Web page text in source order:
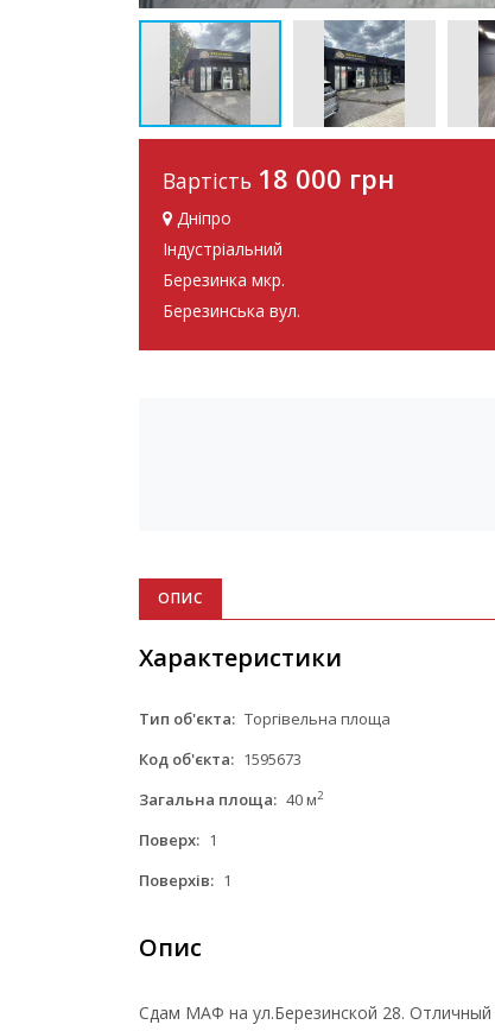
Вартість 18 000 грн
Дніпро
Індустріальний
Березинка мкр.
Березинська вул.
ОПИС
Характеристики
Тип об'єкта: Торгівельна площа
Код об'єкта: 1595673
Загальна площа: 40 м2
Поверх: 1
Поверхів: 1
Опис
Сдам МАФ на ул.Березинской 28.